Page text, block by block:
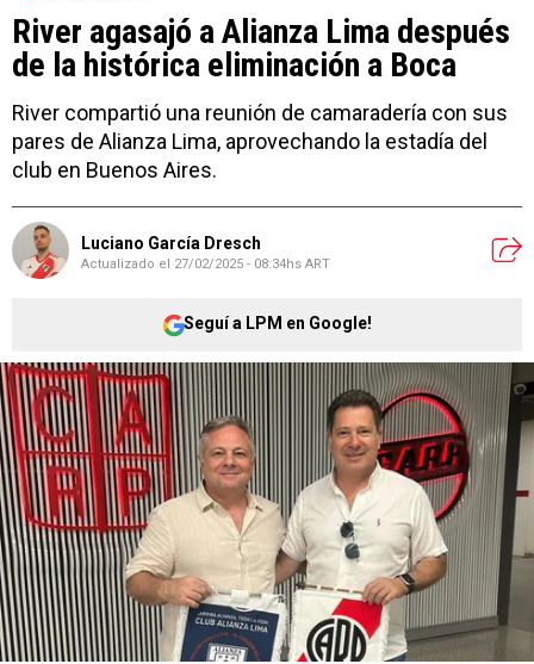
River agasajó a Alianza Lima después
de la histórica eliminación a Boca
River compartió una reunión de camaradería con sus
pares de Alianza Lima, aprovechando la estadía del
club en Buenos Aires.
Luciano García Dresch
Actualizado el 27/02/2025 - 08:34hs ART
Seguí a LPM en Google!